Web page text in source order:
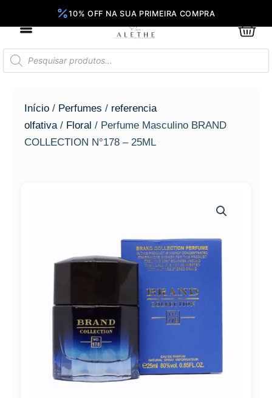
conteúdo
Pesquisar
produtos
Início / Perfumes / referencia
olfativa / Floral / Perfume Masculino BRAND
COLLECTION N°178 – 25ML